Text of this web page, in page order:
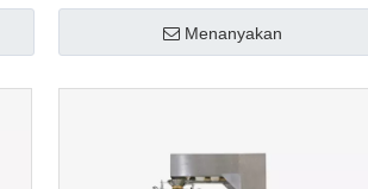
Menanyakan